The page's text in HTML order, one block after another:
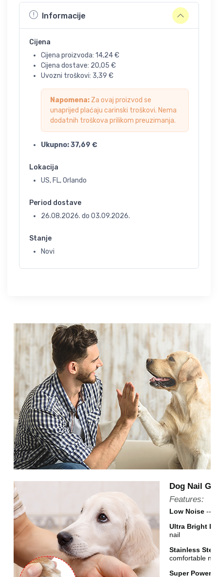
Informacije
Cijena
Cijena proizvoda: 14,24€
Cijena dostave: 20,05 €
Uvozni troškovi: 3,39 €
Napomena: Za ovaj proizvod se
unaprijed plaćaju carinski troškovi. Nema
dodatnih troškova prilikom preuzimanja.
Ukupno:37,69 €
Lokacija
US, FL, Orlando
Period dostave
26.08.2026. do 03.09.2026.
Stanje
Novi